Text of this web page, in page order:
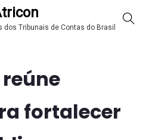
Tribunais de Contas do Brasil
reúne
fortalecer